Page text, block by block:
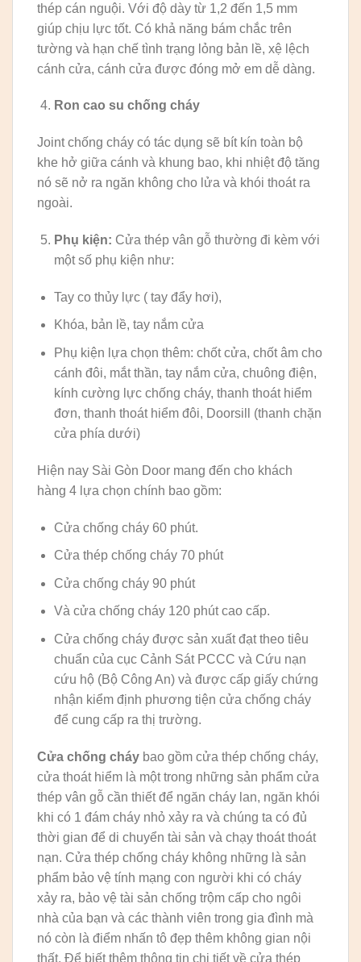
thép cán nguội. Với độ dày từ 1,2 đến 1,5 mm
giúp chịu lực tốt. Có khả năng bám chắc trên
tường và hạn chế tình trạng lỏng bản lề, xệ lệch
cánh cửa, cánh cửa được đóng mở em dễ dàng.
Ron cao su chống cháy
Joint chống cháy có tác dụng sẽ bít kín toàn bộ
khe hở giữa cánh và khung bao, khi nhiệt độ tăng
nó sẽ nở ra ngăn không cho lửa và khói thoát ra
ngoài.
Phụ kiện: Cửa thép vân gỗ thường đi kèm với
một số phụ kiện như:
Tay co thủy lực ( tay đẩy hơi),
Khóa, bản lề, tay nắm cửa
Phụ kiện lựa chọn thêm: chốt cửa, chốt âm cho
cánh đôi, mắt thần, tay nắm cửa, chuông điện,
kính cường lực chống cháy, thanh thoát hiểm
đơn, thanh thoát hiểm đôi, Doorsill (thanh chặn
cửa phía dưới)
Hiện nay Sài Gòn Door mang đến cho khách
hàng 4 lựa chọn chính bao gồm:
Cửa chống cháy 60 phút.
Cửa thép chống cháy 70 phút
Cửa chống cháy 90 phút
Và cửa chống cháy 120 phút cao cấp.
Cửa chống cháy được sản xuất đạt theo tiêu
chuẩn của cục Cảnh Sát PCCC và Cứu nạn
cứu hộ (Bộ Công An) và được cấp giấy chứng
nhận kiểm định phương tiện cửa chống cháy
để cung cấp ra thị trường.
Cửa chống cháy bao gồm cửa thép chống cháy,
cửa thoát hiểm là một trong những sản phẩm cửa
thép vân gỗ cần thiết để ngăn cháy lan, ngăn khói
khi có 1 đám cháy nhỏ xảy ra và chúng ta có đủ
thời gian để di chuyển tài sản và chạy thoát thoát
nạn. Cửa thép chống cháy không những là sản
phẩm bảo vệ tính mạng con người khi có cháy
xảy ra, bảo vệ tài sản chống trộm cấp cho ngôi
nhà của bạn và các thành viên trong gia đình mà
nó còn là điểm nhấn tô đẹp thêm không gian nội
thất. Để biết thêm thông tin chi tiết về cửa thép